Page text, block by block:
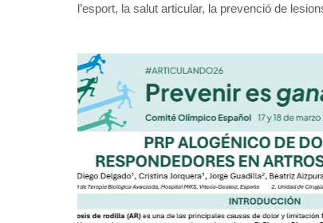
l’esport, la salut articular, la prevenció de